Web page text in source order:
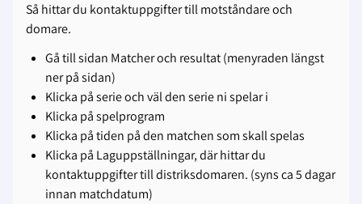
Så hittar du kontaktuppgifter till motståndare och
domare.
Gå till sidan Matcher och resultat (menyraden längst
ner på sidan)
Klicka på serie och väl den serie ni spelar i
Klicka på spelprogram
Klicka på tiden på den matchen som skall spelas
Klicka på Laguppställningar, där hittar du
kontaktuppgifter till distriksdomaren. (syns ca 5 dagar
innan matchdatum)